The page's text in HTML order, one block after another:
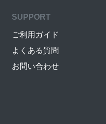
SUPPORT
ご利用ガイド
よくある質問
お問い合わせ